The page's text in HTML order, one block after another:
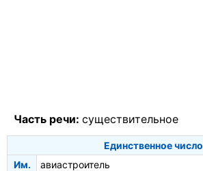
Часть речи: существительное
Единственное число
Им.
авиастроитель